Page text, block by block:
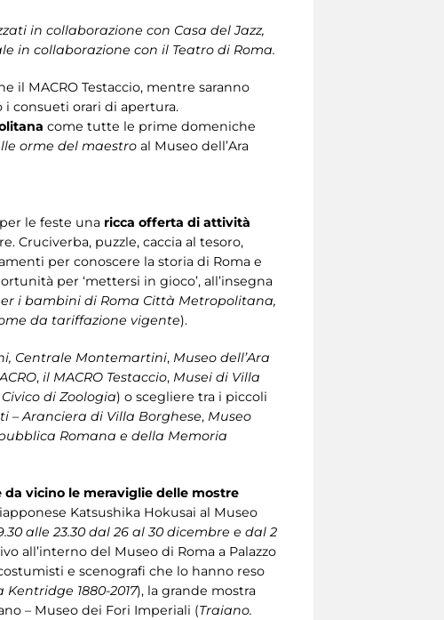
in collaborazione con Casa del Jazz,
in collaborazione con il Teatro di Roma.
il MACRO Testaccio, mentre saranno
i consueti orari di apertura.
come tutte le prime domeniche
orme del maestro al Museo dell’Ara
le feste una ricca offerta di attività
Cruciverba, puzzle, caccia al tesoro,
per conoscere la storia di Roma e
per ‘mettersi in gioco’, all’insegna
i bambini di Roma Città Metropolitana,
da tariffazione vigente).
Centrale Montemartini, Museo dell’Ara
, il MACRO Testaccio, Musei di Villa
di Zoologia) o scegliere tra i piccoli
– Aranciera di Villa Borghese, Museo
Romana e della Memoria
da vicino le meraviglie delle mostre
Katsushika Hokusai al Museo
alle 23.30 dal 26 al 30 dicembre e dal 2
all’interno del Museo di Roma a Palazzo
e scenografi che lo hanno reso
1880-2017), la grande mostra
– Museo dei Fori Imperiali (Traiano.